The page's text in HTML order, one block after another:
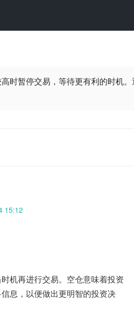
时暂停交易，等待更有利的时机
15:12
机再进行交易。空仓意味着投资
息，以便做出更明智的投资决